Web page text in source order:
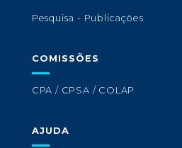
Pesquisa - Publicações
COMISSÕES
CPA / CPSA / COLAP
AJUDA